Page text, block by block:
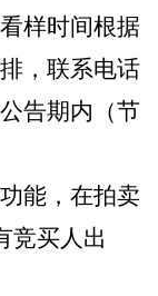
样时间根据
，联系电话
告期内（节
能，在拍卖
竞买人出